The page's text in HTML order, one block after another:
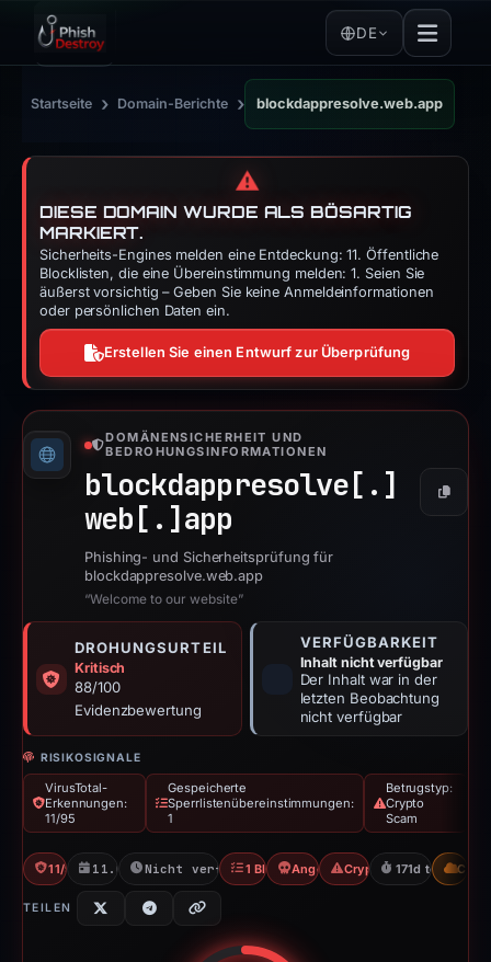
DE
Startseite › Domain-Berichte › blockdappresolve.web.app
⚠️
DIESE DOMAIN WURDE ALS BÖSARTIG
MARKIERT.
Sicherheits-Engines melden eine Entdeckung: 11. Öffentliche
Blocklisten, die eine Übereinstimmung melden: 1. Seien Sie
äußerst vorsichtig – Geben Sie keine Anmeldeinformationen
oder persönlichen Daten ein.
Erstellen Sie einen Entwurf zur Überprüfung
DOMÄNENSICHERHEIT UND
BEDROHUNGSINFORMATIONEN
blockdappresolve[.]
web[.] app
Phishing- und Sicherheitsprüfung für
blockdappresolve.web.app
“Welcome to our website”
DROHUNGSURTEIL
Kritisch
88/100
Evidenzbewertung
VERFÜGBARKEIT
Inhalt nicht verfügbar
Der Inhalt war in der
letzten Beobachtung
nicht verfügbar
RISIKOSIGNALE
VirusTotal-
Erkennungen:
11/95
Gespeicherte
Sperrlistenübereinstimmungen:
1
Betrugstyp:
Crypto
Scam
11/95 VT11.09.2025Nicht verfügbar seit 06.06.2026
1 BlocklistAngel DrainerCrypto Scam
171d to CDN
TEILEN